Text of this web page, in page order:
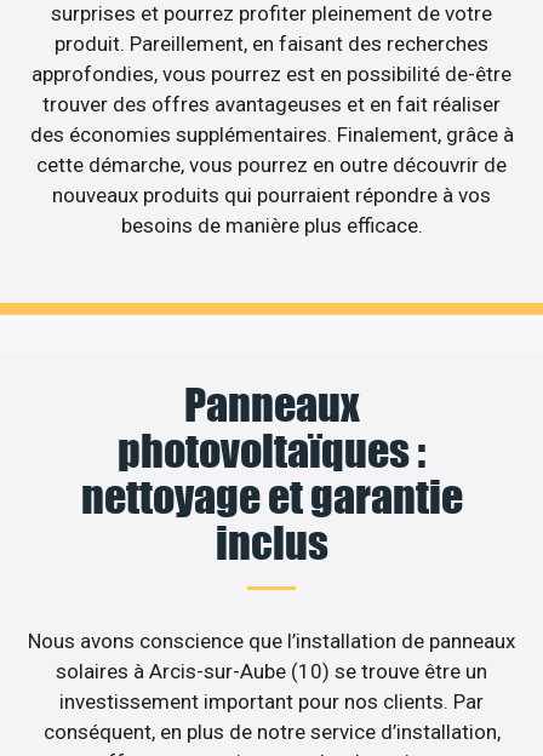
surprises et pourrez profiter pleinement de votre
produit. Pareillement, en faisant des recherches
approfondies, vous pourrez est en possibilité de-être
trouver des offres avantageuses et en fait réaliser
des économies supplémentaires. Finalement, grâce à
cette démarche, vous pourrez en outre découvrir de
nouveaux produits qui pourraient répondre à vos
besoins de manière plus efficace.
Panneaux
photovoltaïques :
nettoyage et garantie
inclus
Nous avons conscience que l’installation de panneaux
solaires à Arcis-sur-Aube (10) se trouve être un
investissement important pour nos clients. Par
conséquent, en plus de notre service d’installation,